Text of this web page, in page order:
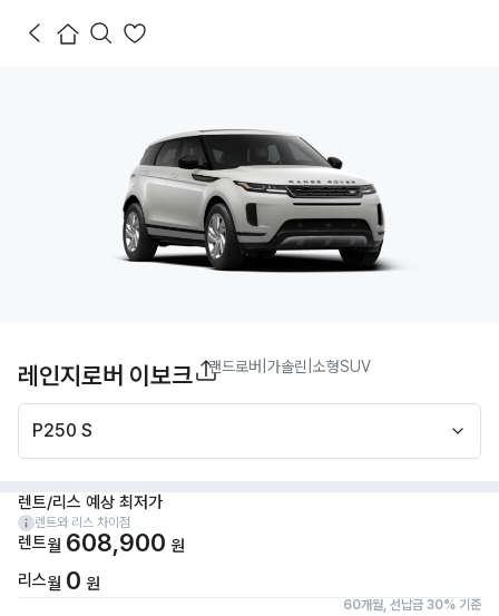
레인지로버 이보크 랜드로버 |가솔린 |소형SUV
P250 S
렌트/리스 예상 최저가
렌트와 리스 차이점
렌트월 608,900 원
리스월 0 원
60개월, 선납금 30% 기준